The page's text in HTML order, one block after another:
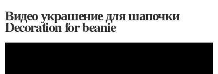
Видео украшение для шапочки
Decoration for beanie